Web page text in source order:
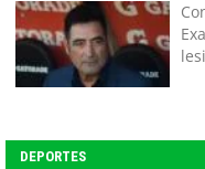
DEPORTES